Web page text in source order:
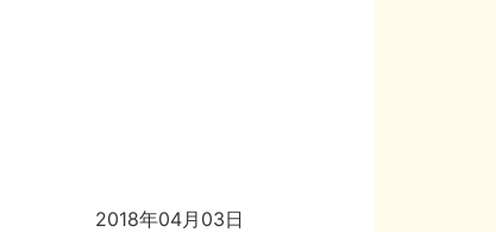
2018年04月03日